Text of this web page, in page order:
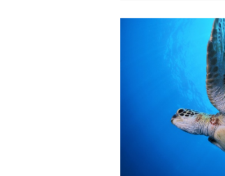
ツアー中に、スノーケリングやスキ
験が浅い方については、条件付きで
きますので、ご不安のある方は事前
ホエールスイム参加時に使用する器